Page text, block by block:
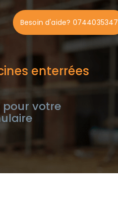
Besoin d'aide? 0744035347
enterrées
pour votre